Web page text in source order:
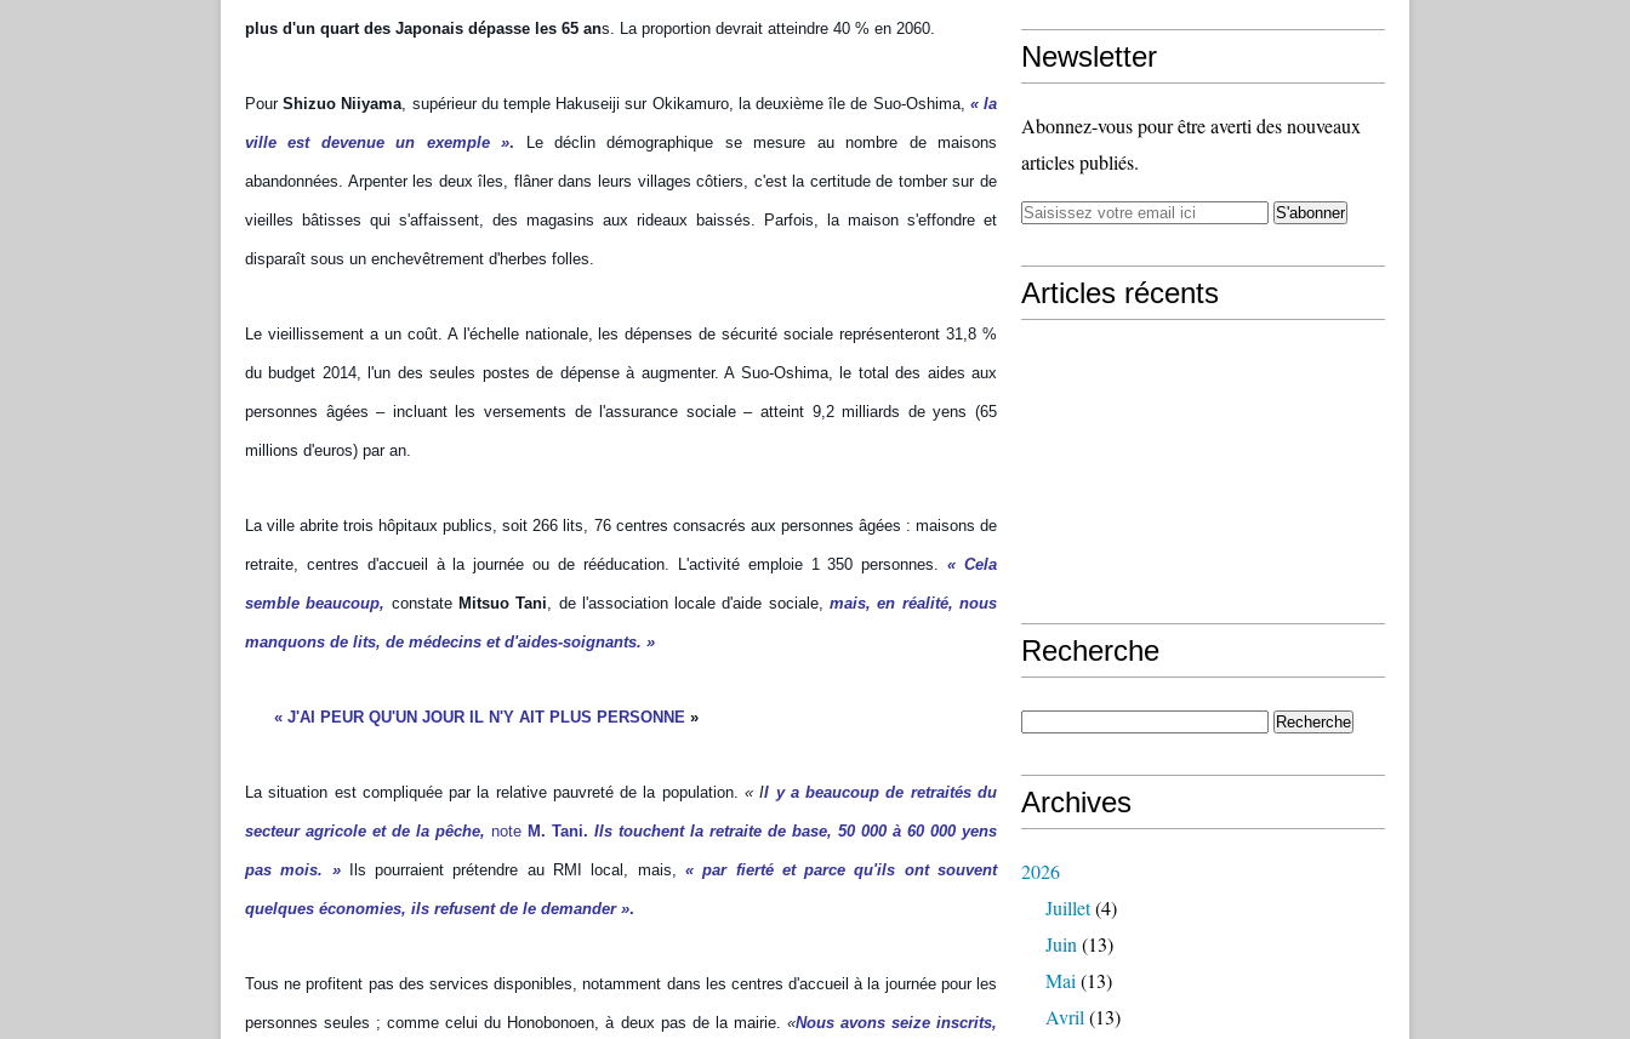
plus d'un quart des Japonais dépasse les 65 ans. La proportion devrait atteindre 40 % en 2060.
PourShizuo Niiyama , supérieur du temple Hakuseiji sur Okikamuro, la deuxième île de Suo-Oshima, « la
ville est devenue un exemple ». Le déclin démographique se mesure au nombre de maisons
abandonnées. Arpenter les deux îles, flâner dans leurs villages côtiers, c'est la certitude de tomber sur de
vieilles bâtisses qui s'affaissent, des magasins aux rideaux baissés. Parfois, la maison s'effondre et
disparaît sous un enchevêtrement d'herbes folles.
Le vieillissement a un coût. A l'échelle nationale, les dépenses de sécurité sociale représenteront 31,8 %
du budget 2014, l'un des seules postes de dépense à augmenter. A Suo-Oshima, le total des aides aux
personnes âgées – incluant les versements de l'assurance sociale – atteint 9,2 milliards de yens (65
millions d'euros) par an.
La ville abrite trois hôpitaux publics, soit 266 lits, 76 centres consacrés aux personnes âgées : maisons de
retraite, centres d'accueil à la journée ou de rééducation. L'activité emploie 1 350 personnes.« Cela
semble beaucoup, constate Mitsuo Tani , de l'association locale d'aide sociale,mais, en réalité, nous
manquons de lits, de médecins et d'aides-soignants. »
« J'AI PEUR QU'UN JOUR IL N'Y AIT PLUS PERSONNE »
La situation est compliquée par la relative pauvreté de la population.« Il y a beaucoup de retraités du
secteur agricole et de la pêche, note M. Tani. Ils touchent la retraite de base, 50 000 à 60 000 yens
pas mois. »Ils pourraient prétendre au RMI local, mais, « par fierté et parce qu'ils ont souvent
quelques économies, ils refusent de le demander ».
Tous ne profitent pas des services disponibles, notamment dans les centres d'accueil à la journée pour les
personnes seules ; comme celui du Honobonoen, à deux pas de la mairie. «Nous avons seize inscrits,
Newsletter
Abonnez-vous pour être averti des nouveaux
articles publiés.
Articles récents
Recherche
Archives
2026
Juillet(4)
Juin (13)
Mai (13)
Avril (13)